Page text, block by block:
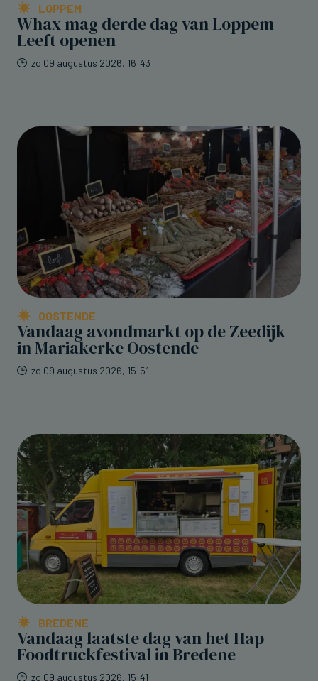
LOPPEM
Whax mag derde dag van Loppem
Leeft openen
zo 09 augustus 2026, 16:43
OOSTENDE
Vandaag avondmarkt op de Zeedijk
in Mariakerke Oostende
zo 09 augustus 2026, 15:51
BREDENE
Vandaag laatste dag van het Hap
Foodtruckfestival in Bredene
zo 09 augustus 2026, 15:41